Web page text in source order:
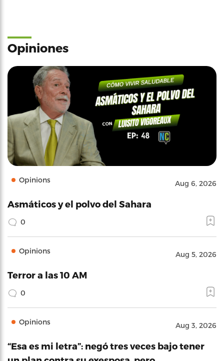
Opiniones
Opinions Aug 6, 2026
Asmáticos y el polvo del Sahara
0
Opinions Aug 5, 2026
Terror a las 10 AM
0
Opinions Aug 3, 2026
“Esa es mi letra”: negó tres veces bajo tener